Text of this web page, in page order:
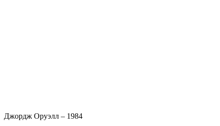
Джордж Оруэлл – 1984